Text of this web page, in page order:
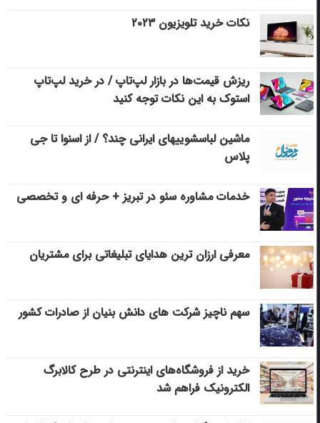
نکات خرید تلویزیون ۲۰۲۳
ریزش قیمت‌ها در بازار لپ‌تاپ / در خرید لپ‌تاپ
استوک به این نکات توجه کنید
ماشین لباسشویی‎های ایرانی چند؟ / از اسنوا تا جی
پلاس
خدمات مشاوره سئو در تبریز + حرفه ای و تخصصی
معرفی ارزان ترین هدایای تبلیغاتی برای مشتریان
سهم ناچیز شرکت های دانش بنیان از صادرات کشور
خرید از فروشگاه‌های اینترنتی در طرح کالابرگ
الکترونیک فراهم شد